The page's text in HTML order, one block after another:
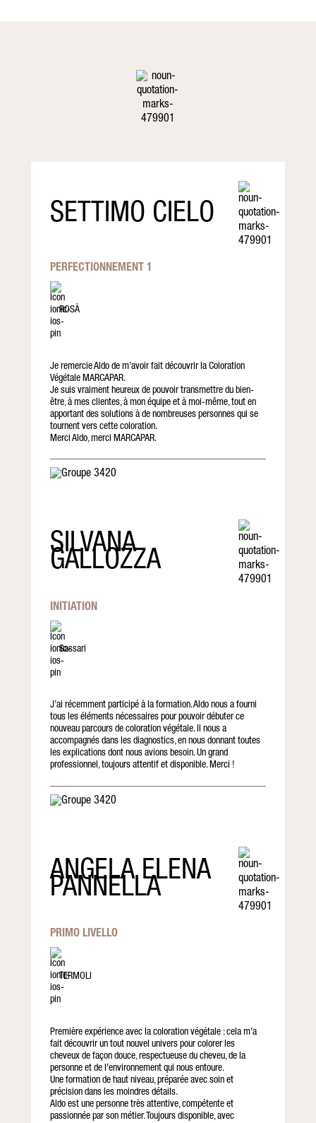
SETTIMO CIELO
PERFECTIONNEMENT 1
ROSÀ
Je remercie Aldo de m’avoir fait découvrir la Coloration
Végétale MARCAPAR.
Je suis vraiment heureux de pouvoir transmettre du bien-
être, à mes clientes, à mon équipe et à moi-même, tout en
apportant des solutions à de nombreuses personnes qui se
tournent vers cette coloration.
Merci Aldo, merci MARCAPAR.
SILVANA
GALLOZZA
INITIATION
Sassari
J’ai récemment participé à la formation. Aldo nous a fourni
tous les éléments nécessaires pour pouvoir débuter ce
nouveau parcours de coloration végétale. Il nous a
accompagnés dans les diagnostics, en nous donnant toutes
les explications dont nous avions besoin. Un grand
professionnel, toujours attentif et disponible. Merci !
ANGELA ELENA
PANNELLA
PRIMO LIVELLO
TERMOLI
Première expérience avec la coloration végétale : cela m’a
fait découvrir un tout nouvel univers pour colorer les
cheveux de façon douce, respectueuse du cheveu, de la
personne et de l’environnement qui nous entoure.
Une formation de haut niveau, préparée avec soin et
précision dans les moindres détails.
Aldo est une personne très attentive, compétente et
passionnée par son métier. Toujours disponible, avec